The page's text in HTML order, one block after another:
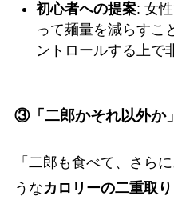
初心者への提案: 女
って麺量を減らすこ
ントロールする上で
③「二郎かそれ以外か
「二郎も食べて、さら
うなカロリーの二重取り